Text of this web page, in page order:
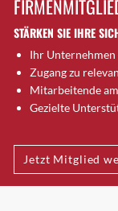
Brugg AG
Brütten
Bubendorf
Bubikon
Buchs (SG)
Bäretswil
Bülach
Cazis
STÄRKEN SIE IHRE
Ihr Unternehmen
Zugang zu
Mitarbeitende
Gezielte
Jetzt Mitglied